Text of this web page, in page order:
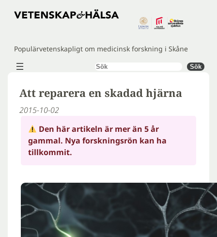
Hoppa
Populärvetenskapligt om medicinsk forskning i Skåne
Sök Sök
Att reparera en skadad hjärna
2015-10-02
Den här artikeln är mer än 5 år
gammal. Nya forskningsrön kan ha
tillkommit.